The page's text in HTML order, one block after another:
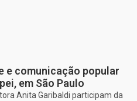
e comunicação popular
em São Paulo
Anita Garibaldi participam da